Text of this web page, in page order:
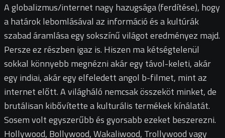
A globalizmus/internet nagy hazugsága (ferdítése), hogy
a határok lebomlásával az információ és a kultúrák
szabad áramlása egy sokszínű világot eredményez majd.
Persze ez részben igaz is. Hiszen ma kétségtelenül
sokkal könnyebb megnézni akár egy távol-keleti, akár
egy indiai, akár egy elfeledett angol b-filmet, mint az
internet előtt. A világháló nemcsak összeköt minket, de
brutálisan kibővítette a kulturális termékek kínálatát.
Sosem volt egyszerűbb és gyorsabb ezeket beszerezni.
Hollywood, Bollywood, Wakaliwood, Trollywood vagy